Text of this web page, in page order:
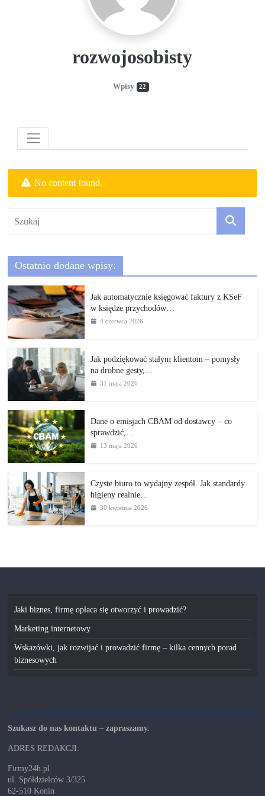
gospodarczą.
rozwojosobisty
Wpisy 22
No content found.
Ostatnio dodane wpisy:
Jak automatycznie księgować faktury z KSeF
w księdze przychodów…
4 czerwca 2026
Jak podziękować stałym klientom – pomysły
na drobne gesty,…
31 maja 2026
Dane o emisjach CBAM od dostawcy – co
sprawdzić,…
13 maja 2026
Czyste biuro to wydajny zespół. Jak standardy
higieny realnie…
30 kwietnia 2026
Jaki biznes, firmę opłaca się otworzyć i prowadzić?
Marketing internetowy
Wskazówki, jak rozwijać i prowadzić firmę – kilka cennych porad
biznesowych
Szukasz do nas kontaktu – zapraszamy.
ADRES REDAKCJI:
Firmy24h.pl
ul. Spółdzielców 3/325
62-510 Konin